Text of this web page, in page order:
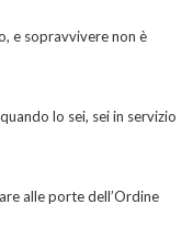
e sopravvivere non è
lo sei, sei in servizio
alle porte dell’Ordine